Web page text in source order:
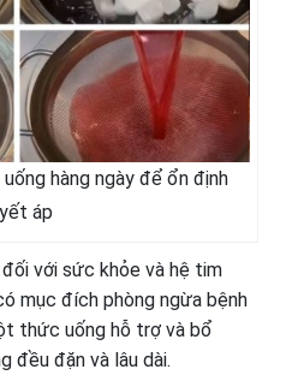
hàng ngày để ổn định
áp
với sức khỏe và hệ tim
mục đích phòng ngừa bệnh
thức uống hỗ trợ và bổ
đều đặn và lâu dài.